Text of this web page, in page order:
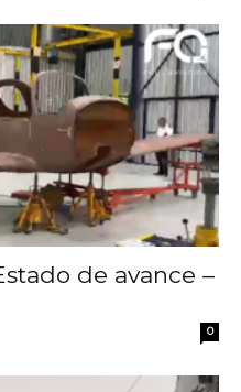
de avance –
0